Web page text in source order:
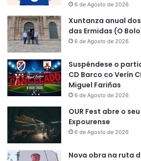
6 de Agosto de 2026
Xuntanza anual
das Ermidas (O
6 de Agosto de 2026
Suspéndese o
CD Barco co Verín
Miguel Fariñas
6 de Agosto de 2026
OUR Fest abre o
Expourense
6 de Agosto de 2026
Nova obra na ruta